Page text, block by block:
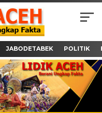
JABODETABEK POLITIK